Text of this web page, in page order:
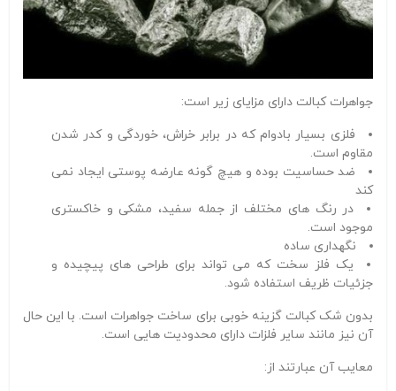
جواهرات کبالت دارای مزایای زیر است:
فلزی بسیار بادوام که در برابر خراش، خوردگی و کدر شدن
مقاوم است.
ضد حساسیت بوده و هیچ گونه عارضه پوستی ایجاد نمی
کند
در رنگ های مختلف از جمله سفید، مشکی و خاکستری
موجود است.
نگهداری ساده
یک فلز سخت که می تواند برای طراحی های پیچیده و
جزئیات ظریف استفاده شود.
بدون شک کبالت گزینه خوبی برای ساخت جواهرات است. با این حال
آن نیز مانند سایر فلزات دارای محدودیت هایی است.
معایب آن عبارتند از: